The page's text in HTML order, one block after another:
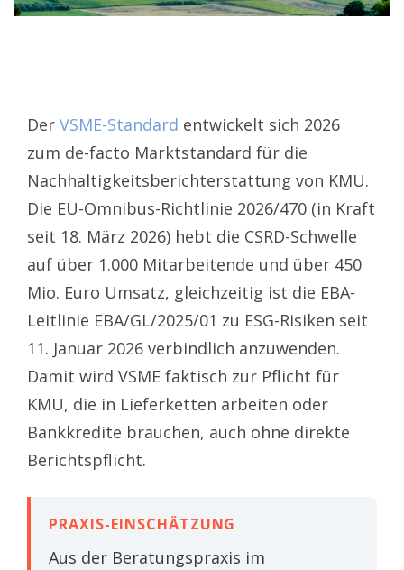
Der VSME-Standard entwickelt sich 2026
zum de-facto Marktstandard für die
Nachhaltigkeitsberichterstattung von KMU.
Die EU-Omnibus-Richtlinie 2026/470 (in Kraft
seit 18. März 2026) hebt die CSRD-Schwelle
auf über 1.000 Mitarbeitende und über 450
Mio. Euro Umsatz, gleichzeitig ist die EBA-
Leitlinie EBA/GL/2025/01 zu ESG-Risiken seit
11. Januar 2026 verbindlich anzuwenden.
Damit wird VSME faktisch zur Pflicht für
KMU, die in Lieferketten arbeiten oder
Bankkredite brauchen, auch ohne direkte
Berichtspflicht.
PRAXIS-EINSCHÄTZUNG
Aus der Beratungspraxis im